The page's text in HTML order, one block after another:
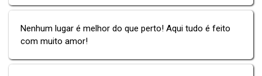
Nenhum lugar é melhor do que perto! Aqui tudo é feito
com muito amor!